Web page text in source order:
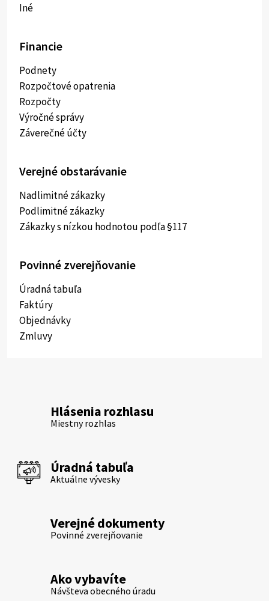
Iné
Financie
Podnety
Rozpočtové opatrenia
Rozpočty
Výročné správy
Záverečné účty
Verejné obstarávanie
Nadlimitné zákazky
Podlimitné zákazky
Zákazky s nízkou hodnotou podľa §117
Povinné zverejňovanie
Úradná tabuľa
Faktúry
Objednávky
Zmluvy
Hlásenia rozhlasu
Miestny rozhlas
Úradná tabuľa
Aktuálne vývesky
Verejné dokumenty
Povinné zverejňovanie
Ako vybavíte
Návšteva obecného úradu